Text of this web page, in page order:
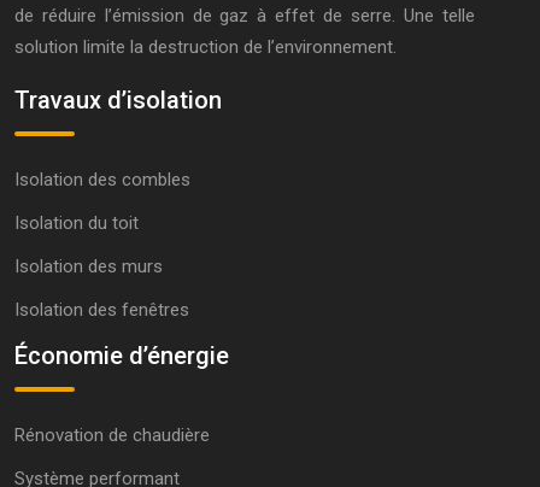
de réduire l’émission de gaz à effet de serre. Une telle
solution limite la destruction de l’environnement.
Travaux d’isolation
Isolation des combles
Isolation du toit
Isolation des murs
Isolation des fenêtres
Économie d’énergie
Rénovation de chaudière
Système performant